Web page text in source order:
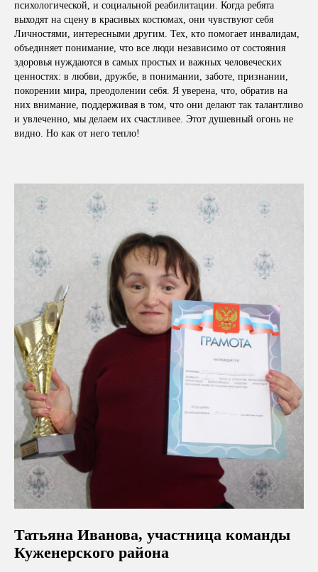
психологической, и социальной реабилитации. Когда ребята
выходят на сцену в красивых костюмах, они чувствуют себя
Личностями, интересными другим. Тех, кто помогает инвалидам,
объединяет понимание, что все люди независимо от состояния
здоровья нуждаются в самых простых и важных человеческих
ценностях: в любви, дружбе, в понимании, заботе, признании,
покорении мира, преодолении себя. Я уверена, что, обратив на
них внимание, поддерживая в том, что они делают так талантливо
и увлеченно, мы делаем их счастливее. Этот душевный огонь не
видно. Но как от него тепло!
Татьяна Иванова, участница команды
Куженерского района